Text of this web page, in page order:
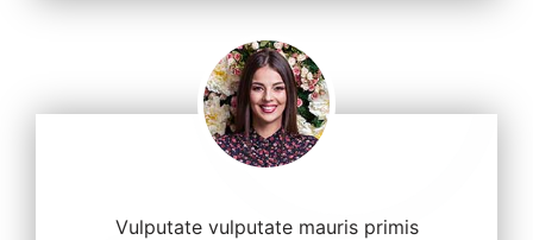
Vulputate vulputate mauris primis